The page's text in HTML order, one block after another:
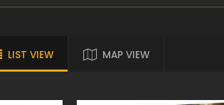
LIST VIEW MAP VIEW